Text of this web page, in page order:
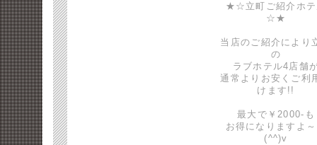
★☆立町ご紹介ホ
☆★
当店のご紹介により
の
ラブホテル4店舗
通常よりお安くご利
けます!!
最大で￥2000-も
お得になりますよ
(^^)v